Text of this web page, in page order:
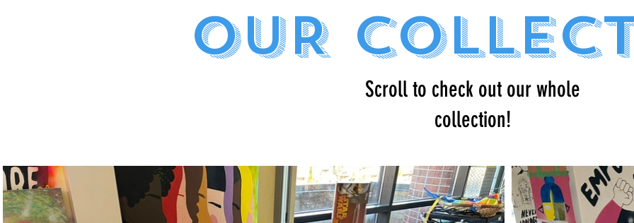
OUR
Scroll to check out our whole
collection!